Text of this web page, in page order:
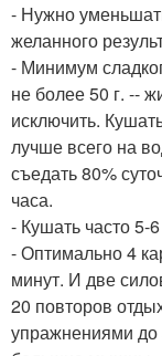
- Нужно
желанного
- Минимум
не более 50 г. --
исключить.
лучше всего на
съедать 80%
часа.
- Кушать часто 5-
- Оптимально 4
минут. И две
20 повторов
упражнениями до